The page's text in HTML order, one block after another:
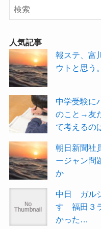
人気記事
報ステ、富
ウトと思う。
中学受験に
のこと→友
て考えるの
朝日新聞社
ージャン問
か
中日 ガル
す 福田３
かった…